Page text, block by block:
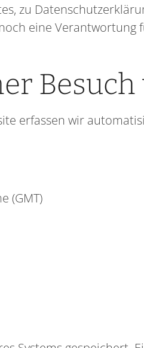
zu
eine
erfassen wir
(GMT)